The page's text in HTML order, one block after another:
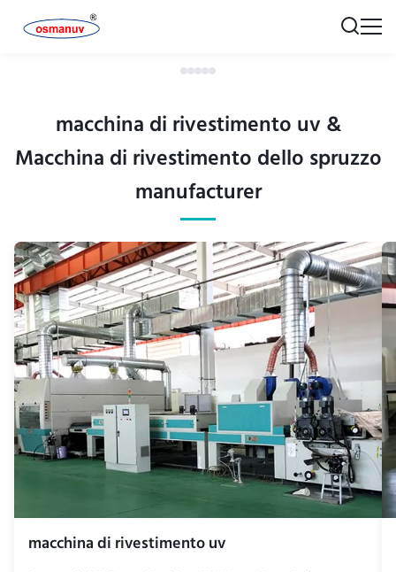
macchina di rivestimento uv &
Macchina di rivestimento dello spruzzo
manufacturer
macchina di rivestimento uv